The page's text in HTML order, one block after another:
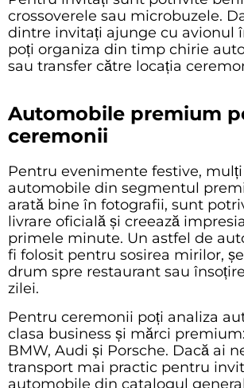
crossoverele sau microbuzele.
dintre invitați ajunge cu avionul
poți organiza din timp chirie
sau transfer către locația
Automobile premium
ceremonii
Pentru evenimente festive,
automobile din segmentul
arată bine în fotografii, sunt
livrare oficială și creează
primele minute. Un astfel de
fi folosit pentru sosirea mirilor,
drum spre restaurant sau
zilei.
Pentru ceremonii poți analiza
clasa business și mărci premium:
BMW, Audi și Porsche. Dacă ai
transport mai practic pentru
automobile din catalogul general